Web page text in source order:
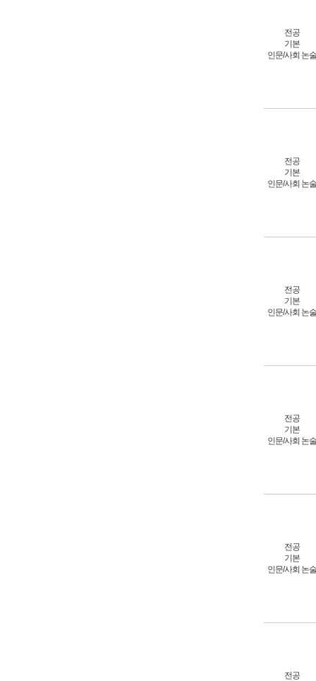
전공
기본
인문/사회 논술
전공
기본
인문/사회 논술
전공
기본
인문/사회 논술
전공
기본
인문/사회 논술
전공
기본
인문/사회 논술
전공